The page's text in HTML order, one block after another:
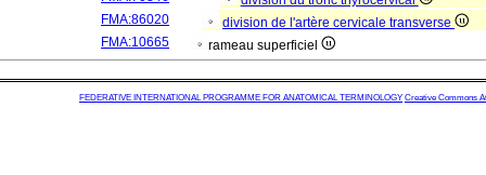
FMA:86020
division de l'artère cervicale transverse
FMA:10665
rameau superficiel
FEDERATIVE INTERNATIONAL PROGRAMME FOR ANATOMICAL TERMINOLOGY Creative Commons